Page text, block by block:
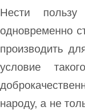
Нести
одновременно
производить
условие
народу, а не